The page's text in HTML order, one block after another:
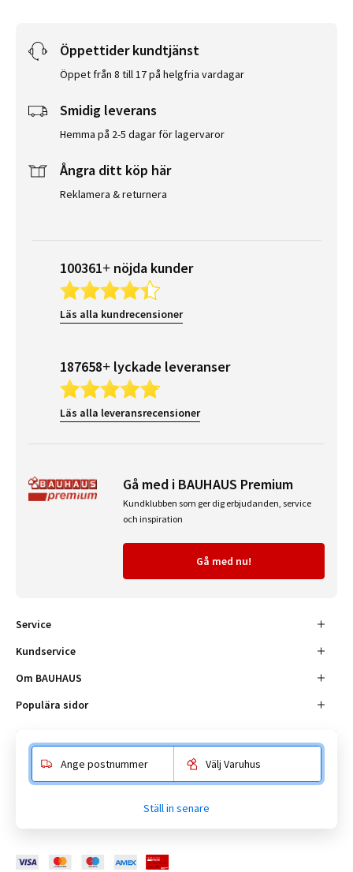
Öppettider kundtjänst
Öppet från 8 till 17 på helgfria vardagar
Smidig leverans
Hemma på 2-5 dagar för lagervaror
Ångra ditt köp här
Reklamera & returnera
100361+ nöjda kunder
Läs alla kundrecensioner
187658+ lyckade leveranser
Läs alla leveransrecensioner
Gå med i BAUHAUS Premium
Kundklubben som ger dig erbjudanden, service
och inspiration
Gå med nu!
Service
Kundservice
Om BAUHAUS
Populära sidor
Enköpingsvägen 41, 177 38 Järfälla.
Ange postnummer Välj Varuhus
Ställ in senare